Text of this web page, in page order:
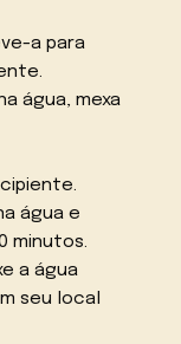
a para
água, mexa
água e
minutos.
a água
seu local